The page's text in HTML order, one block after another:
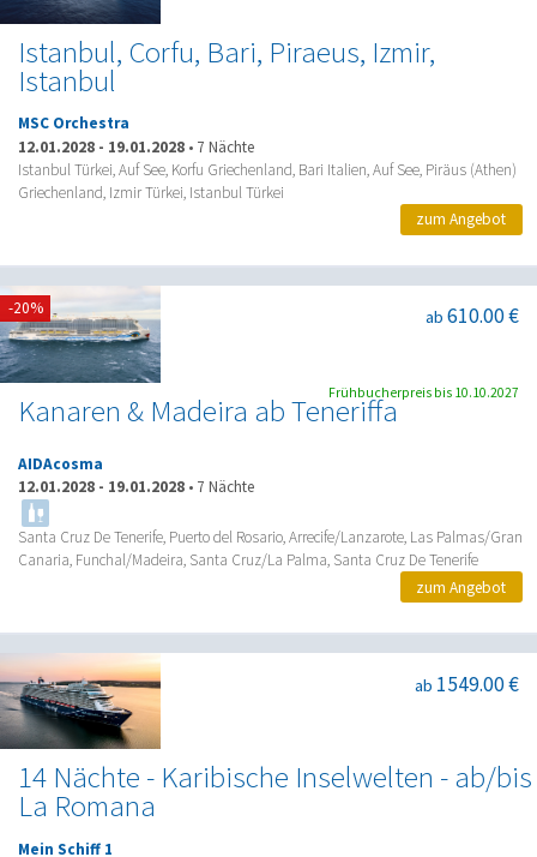
Istanbul, Corfu, Bari, Piraeus, Izmir,
Istanbul
MSC Orchestra
12.01.2028 - 19.01.2028 • 7 Nächte
Istanbul Türkei, Auf See, Korfu Griechenland, Bari Italien, Auf See, Piräus (Athen)
Griechenland, Izmir Türkei, Istanbul Türkei
zum Angebot
Kanaren & Madeira ab Teneriffa
ab 610.00 €
AIDAcosma
12.01.2028 - 19.01.2028 • 7 Nächte
Santa Cruz De Tenerife, Puerto del Rosario, Arrecife/Lanzarote, Las Palmas/Gran
Canaria, Funchal/Madeira, Santa Cruz/La Palma, Santa Cruz De Tenerife
-20%
Frühbucherpreis bis 10.10.2027
zum Angebot
14 Nächte - Karibische Inselwelten - ab/bis
La Romana
ab 1549.00 €
Mein Schiff 1